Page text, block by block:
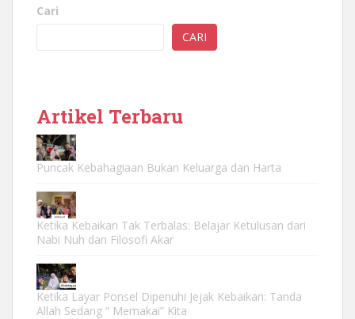
Cari
CARI
Artikel Terbaru
Puncak Kebahagiaan Bukan Keluarga dan Harta
Ketika Kebaikan Tak Terbalas: Belajar Ketulusan dari
Nabi Nuh dan Filosofi Akar
Ketika Layar Ponsel Dipenuhi Jejak Kebaikan: Tanda
Allah Sedang “ Memakai” Kita